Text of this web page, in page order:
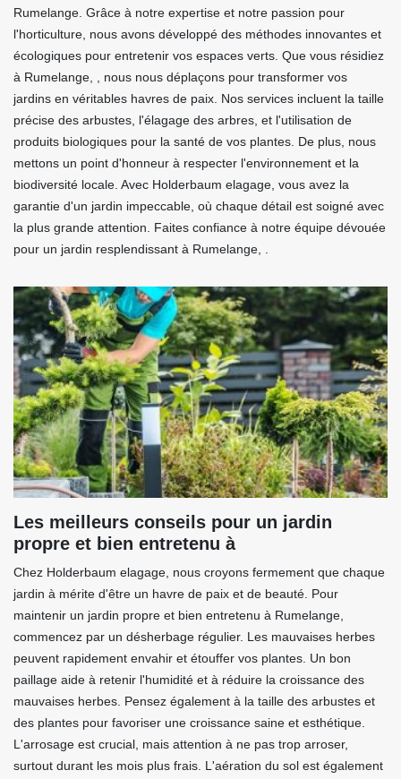
Rumelange. Grâce à notre expertise et notre passion pour
l'horticulture, nous avons développé des méthodes innovantes et
écologiques pour entretenir vos espaces verts. Que vous résidiez
à Rumelange, , nous nous déplaçons pour transformer vos
jardins en véritables havres de paix. Nos services incluent la taille
précise des arbustes, l'élagage des arbres, et l'utilisation de
produits biologiques pour la santé de vos plantes. De plus, nous
mettons un point d'honneur à respecter l'environnement et la
biodiversité locale. Avec Holderbaum elagage, vous avez la
garantie d'un jardin impeccable, où chaque détail est soigné avec
la plus grande attention. Faites confiance à notre équipe dévouée
pour un jardin resplendissant à Rumelange, .
Les meilleurs conseils pour un jardin
propre et bien entretenu à
Chez Holderbaum elagage, nous croyons fermement que chaque
jardin à mérite d'être un havre de paix et de beauté. Pour
maintenir un jardin propre et bien entretenu à Rumelange,
commencez par un désherbage régulier. Les mauvaises herbes
peuvent rapidement envahir et étouffer vos plantes. Un bon
paillage aide à retenir l'humidité et à réduire la croissance des
mauvaises herbes. Pensez également à la taille des arbustes et
des plantes pour favoriser une croissance saine et esthétique.
L'arrosage est crucial, mais attention à ne pas trop arroser,
surtout durant les mois plus frais. L'aération du sol est également